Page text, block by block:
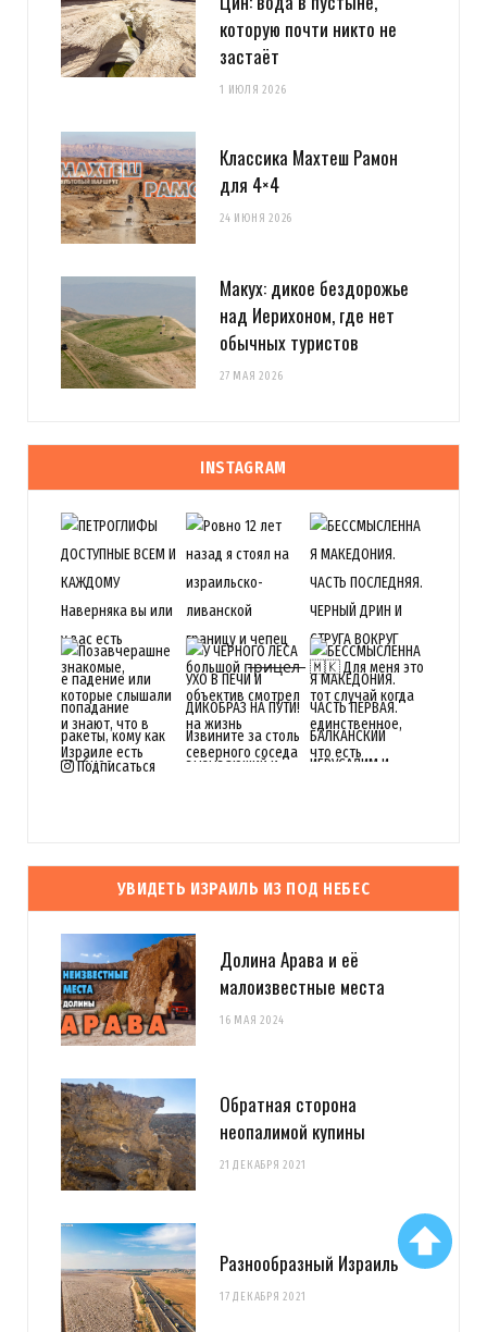
которую почти никто не
застаёт
1 ИЮЛЯ 2026
Классика Махтеш Рамон
для 4×4
24 ИЮНЯ 2026
Макух: дикое бездорожье
над Иерихоном, где нет
обычных туристов
27 МАЯ 2026
INSTAGRAM
Подписаться
УВИДЕТЬ ИЗРАИЛЬ ИЗ ПОД НЕБЕС
Долина Арава и её
малоизвестные места
16 МАЯ 2024
Обратная сторона
неопалимой купины
21 ДЕКАБРЯ 2021
Разнообразный Израиль
17 ДЕКАБРЯ 2021